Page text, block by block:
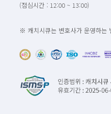
(점심시간 : 12:00 ~ 13:00)
※ 캐치시큐는 변호사가 운영하는